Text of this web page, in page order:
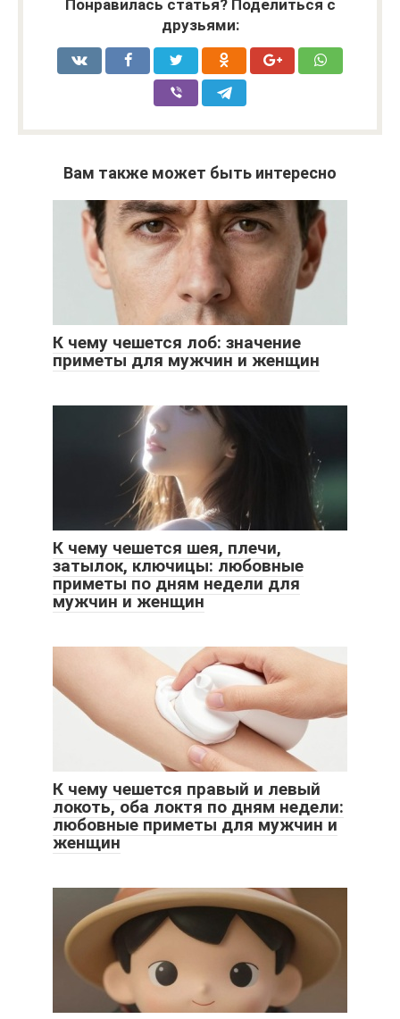
Понравилась статья? Поделиться с
друзьями:
Вам также может быть интересно
К чему чешется лоб: значение
приметы для мужчин и женщин
К чему чешется шея, плечи,
затылок, ключицы: любовные
приметы по дням недели для
мужчин и женщин
К чему чешется правый и левый
локоть, оба локтя по дням недели:
любовные приметы для мужчин и
женщин